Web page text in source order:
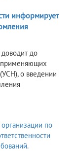
информирует
до
применяющих
о введении